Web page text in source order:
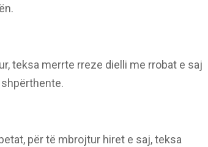
teksa merrte rreze dielli me rrobat e saj
për të mbrojtur hiret e saj, teksa